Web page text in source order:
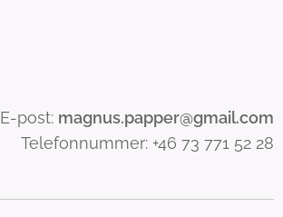
E-post: magnus.papper@gmail.com
Telefonnummer: +46 73 771 52 28